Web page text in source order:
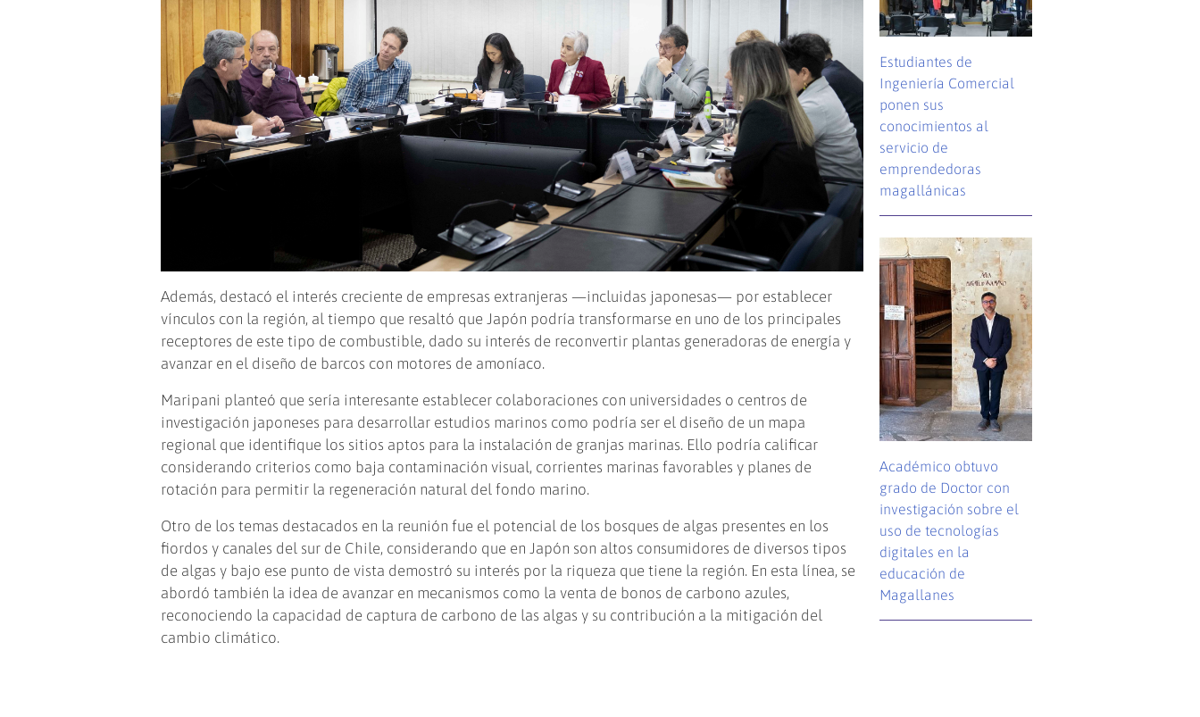
Además, destacó el interés creciente de empresas extranjeras —incluidas japonesas— por establecer
vínculos con la región, al tiempo que resaltó que Japón podría transformarse en uno de los principales
receptores de este tipo de combustible, dado su interés de reconvertir plantas generadoras de energía y
avanzar en el diseño de barcos con motores de amoníaco.
Maripani planteó que sería interesante establecer colaboraciones con universidades o centros de
investigación japoneses para desarrollar estudios marinos como podría ser el diseño de un mapa
regional que identifique los sitios aptos para la instalación de granjas marinas. Ello podría calificar
considerando criterios como baja contaminación visual, corrientes marinas favorables y planes de
rotación para permitir la regeneración natural del fondo marino.
Otro de los temas destacados en la reunión fue el potencial de los bosques de algas presentes en los
fiordos y canales del sur de Chile, considerando que en Japón son altos consumidores de diversos tipos
de algas y bajo ese punto de vista demostró su interés por la riqueza que tiene la región. En esta línea, se
abordó también la idea de avanzar en mecanismos como la venta de bonos de carbono azules,
reconociendo la capacidad de captura de carbono de las algas y su contribución a la mitigación del
cambio climático.
Estudiantes de
Ingeniería Comercial
ponen sus
conocimientos al
servicio de
emprendedoras
magallánicas
Académico obtuvo
grado de Doctor con
investigación sobre el
uso de tecnologías
digitales en la
educación de
Magallanes